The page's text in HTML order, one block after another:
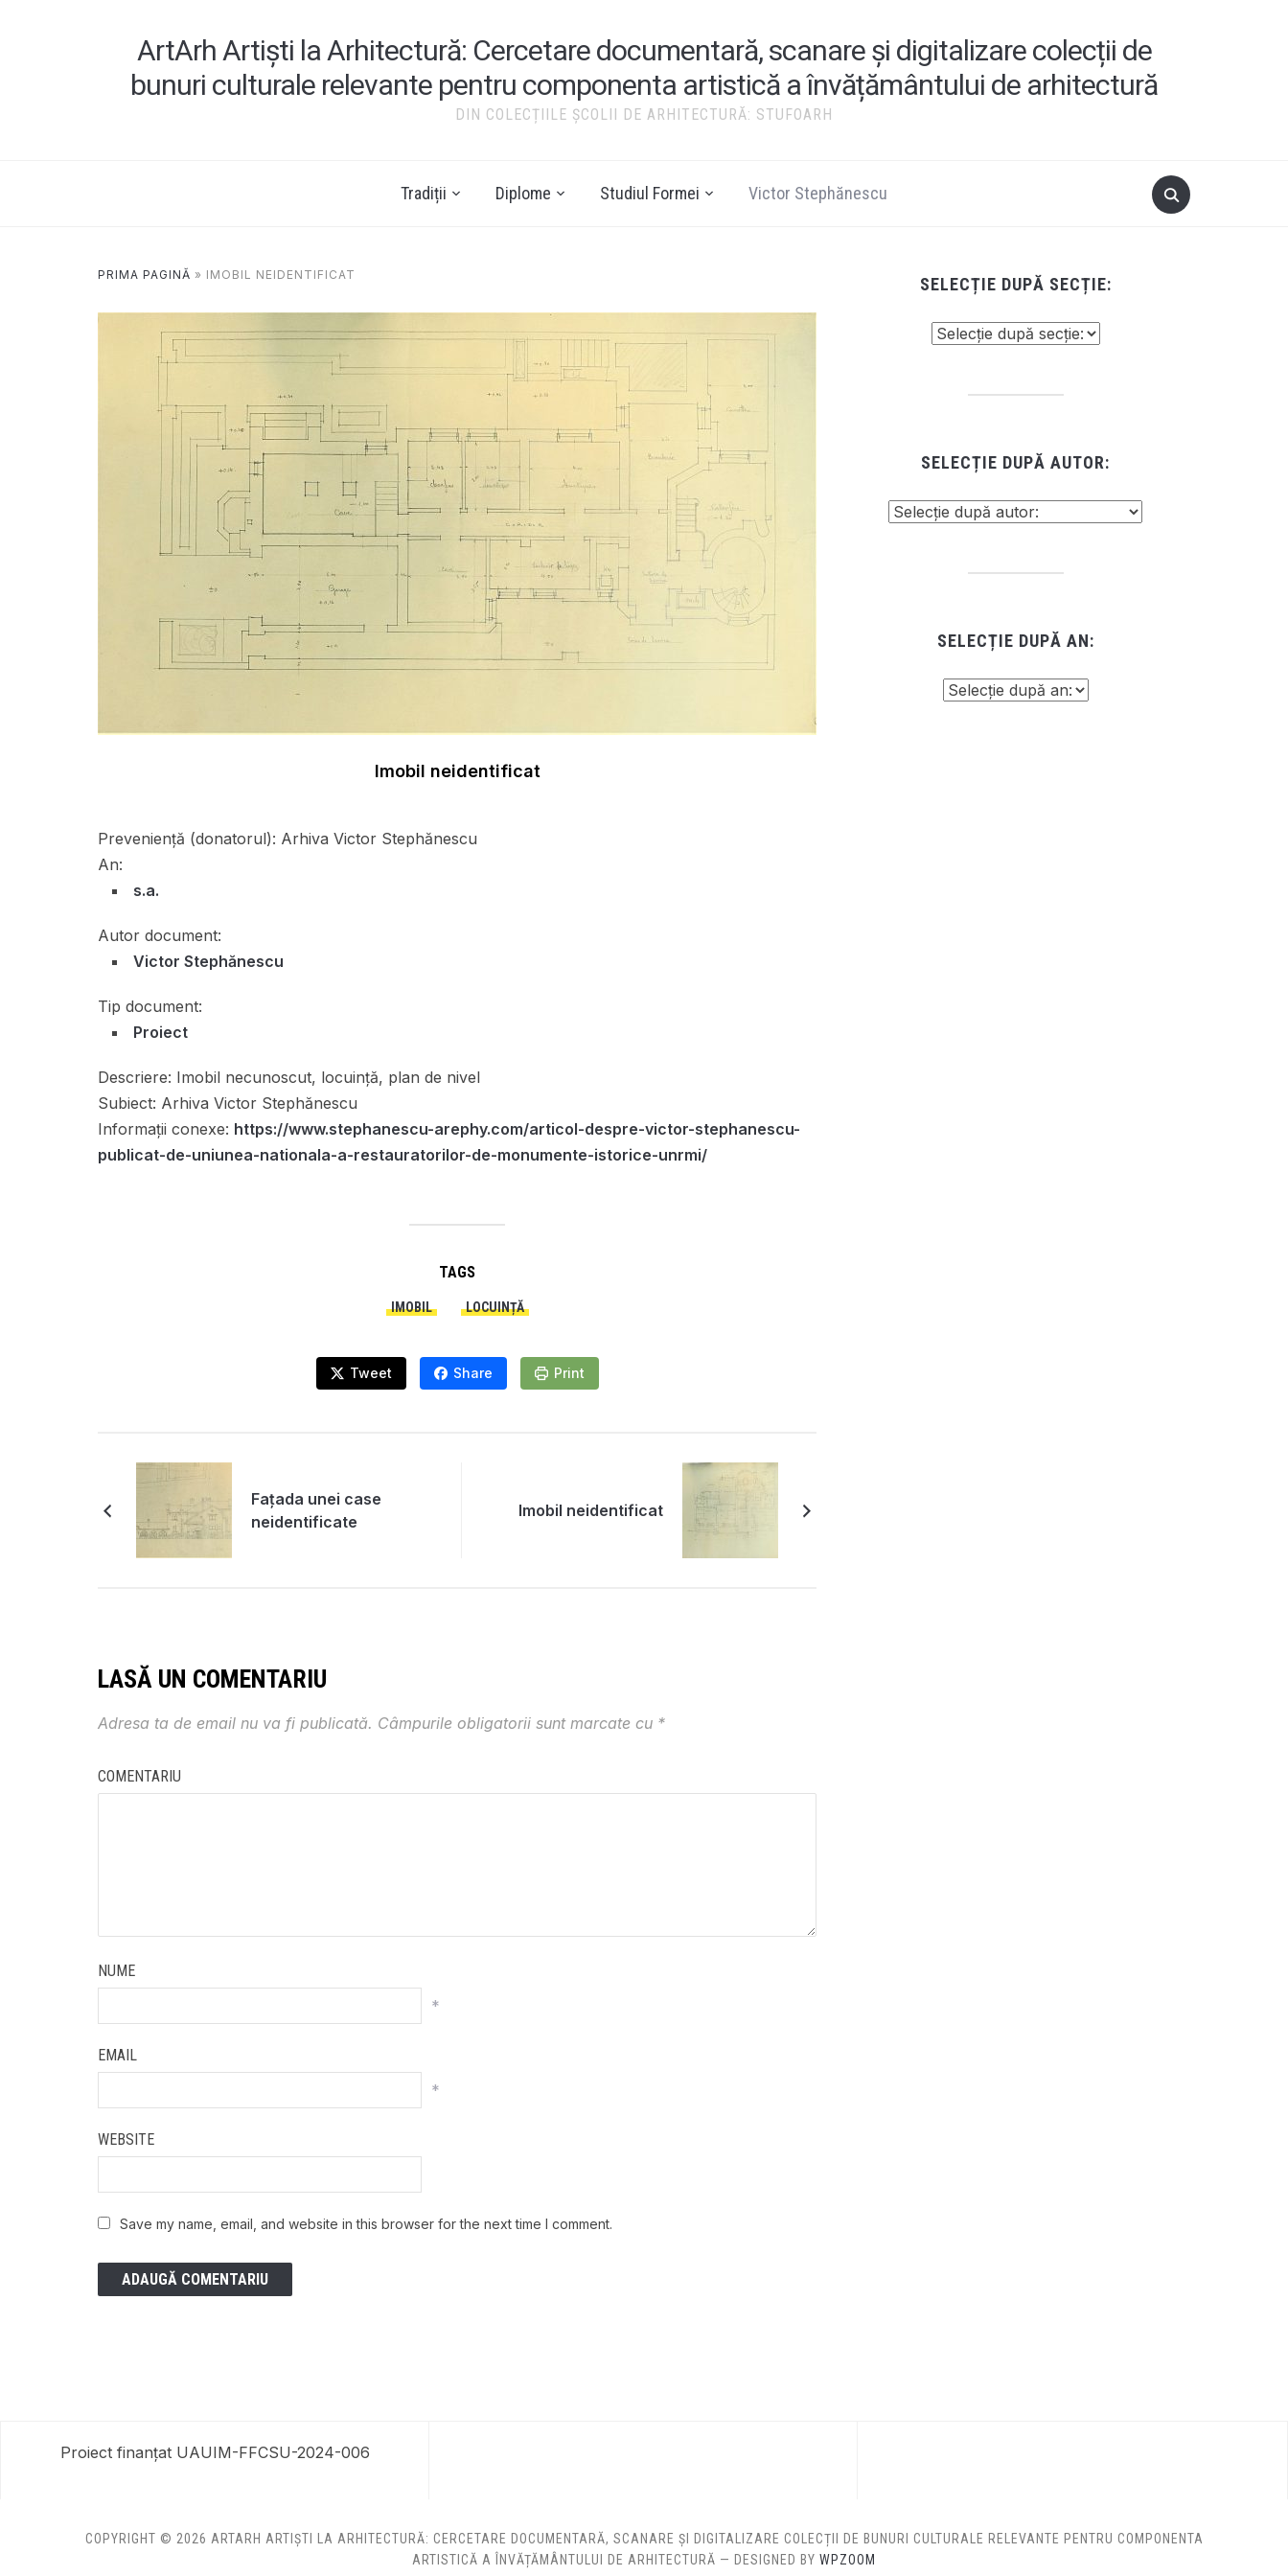
ArtArh Artiști la Arhitectură: Cercetare documentară, scanare și digitalizare colecții de
bunuri culturale relevante pentru componenta artistică a învățământului de arhitectură
DIN COLECȚIILE ȘCOLII DE ARHITECTURĂ: STUFOARH
Tradiții Diplome Studiul Formei Victor Stephănescu
PRIMA PAGINĂ » IMOBIL NEIDENTIFICAT
Imobil neidentificat
Preveniență (donatorul): Arhiva Victor Stephănescu
An:
s.a.
Autor document:
Victor Stephănescu
Tip document:
Proiect
Descriere: Imobil necunoscut, locuință, plan de nivel
Subiect: Arhiva Victor Stephănescu
Informații conexe: https://www.stephanescu-arephy.com/articol-despre-victor-stephanescu-
publicat-de-uniunea-nationala-a-restauratorilor-de-monumente-istorice-unrmi/
TAGS
IMOBIL LOCUINȚĂ
Tweet Share Print
Fațada unei case
neidentificate
Imobil neidentificat
LASĂ UN COMENTARIU
Adresa ta de email nu va fi publicată. Câmpurile obligatorii sunt marcate cu *
COMENTARIU
NUME
*
EMAIL
*
WEBSITE
Save my name, email, and website in this browser for the next time I comment.
SELECȚIE DUPĂ SECȚIE:
SELECȚIE DUPĂ AUTOR:
SELECȚIE DUPĂ AN:
Proiect finanțat UAUIM-FFCSU-2024-006
COPYRIGHT © 2026 ARTARH ARTIȘTI LA ARHITECTURĂ: CERCETARE DOCUMENTARĂ, SCANARE ȘI DIGITALIZARE COLECȚII DE BUNURI CULTURALE RELEVANTE PENTRU COMPONENTA
ARTISTICĂ A ÎNVĂȚĂMÂNTULUI DE ARHITECTURĂ — DESIGNED BY WPZOOM